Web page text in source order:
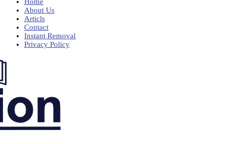
Home
About Us
Articls
Contact
Instant Removal
Privacy Policy